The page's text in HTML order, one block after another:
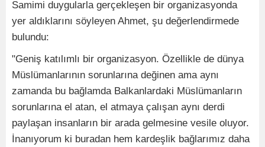
Samimi duygularla gerçekleşen bir organizasyonda
yer aldıklarını söyleyen Ahmet, şu değerlendirmede
bulundu:
"Geniş katılımlı bir organizasyon. Özellikle de dünya
Müslümanlarının sorunlarına değinen ama aynı
zamanda bu bağlamda Balkanlardaki Müslümanların
sorunlarına el atan, el atmaya çalışan aynı derdi
paylaşan insanların bir arada gelmesine vesile oluyor.
İnanıyorum ki buradan hem kardeşlik bağlarımız daha